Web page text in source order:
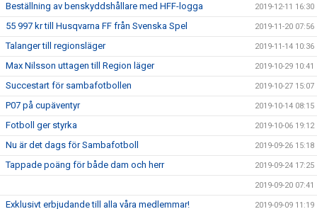
Beställning av benskyddshållare med HFF-logga 2019-12-11 16:30
55 997 kr till Husqvarna FF från Svenska Spel 2019-11-20 07:56
Talanger till regionsläger 2019-11-14 10:36
Max Nilsson uttagen till Region läger 2019-10-29 10:41
Succestart för sambafotbollen 2019-10-27 15:07
P07 på cupäventyr 2019-10-14 08:15
Fotboll ger styrka 2019-10-06 19:12
Nu är det dags för Sambafotboll 2019-09-26 15:18
Tappade poäng för både dam och herr 2019-09-24 17:25
2019-09-20 07:41
Exklusivt erbjudande till alla våra medlemmar! 2019-09-09 11:19